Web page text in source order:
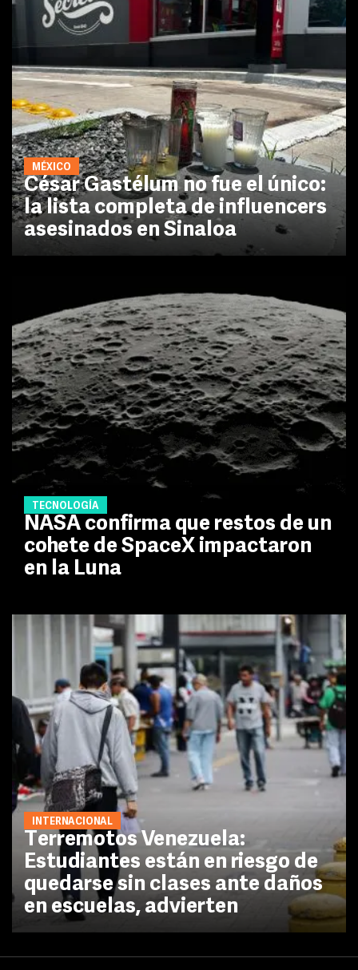
MÉXICO
César Gastélum no fue el único:
la lista completa de influencers
asesinados en Sinaloa
TECNOLOGÍA
NASA confirma que restos de un
cohete de SpaceX impactaron
en la Luna
INTERNACIONAL
Terremotos Venezuela:
Estudiantes están en riesgo de
quedarse sin clases ante daños
en escuelas, advierten